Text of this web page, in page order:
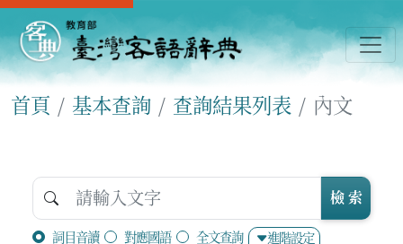
首頁 基本查詢 查詢結果列表 內文
詞目音讀 對應國語 全文查詢 進階設定
檢 索